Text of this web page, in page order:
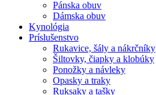
Pánska obuv
Dámska obuv
Kynológia
Príslušenstvo
Rukavice, šály a nákrčníky
Šiltovky, čiapky a klobúky
Ponožky a návleky
Opasky a traky
Ruksaky a tašky